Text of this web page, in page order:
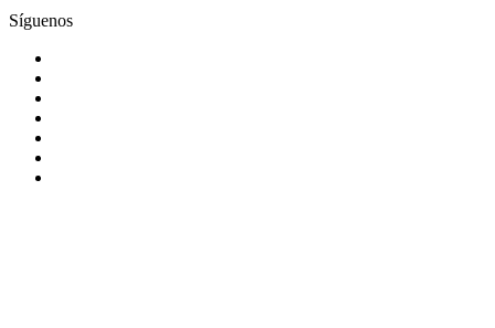
Síguenos